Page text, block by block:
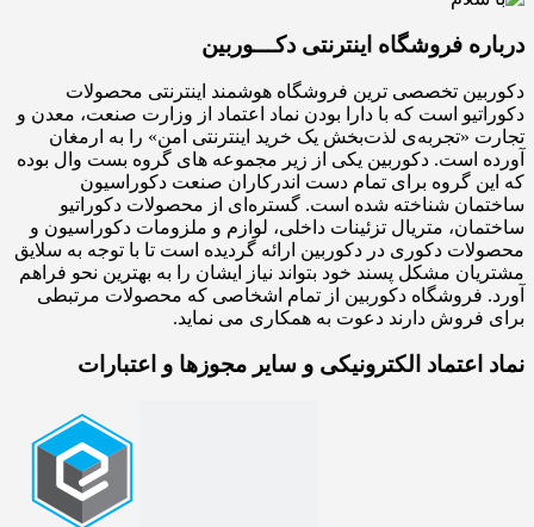
درباره فروشگاه اینترنتی دکـــوربین
دکوربین تخصصی ترین فروشگاه هوشمند اینترنتی محصولات
دکوراتیو است که با دارا بودن نماد اعتماد از وزارت صنعت، معدن و
تجارت «تجربه‌ی لذت‌بخش یک خرید اینترنتی امن» را به ارمغان
آورده است. دکوربین یکی از زیر مجموعه های گروه بست وال بوده
که این گروه برای تمام دست اندرکاران صنعت دکوراسیون
ساختمان شناخته شده است. گستره‌ای از محصولات دکوراتیو
ساختمان، متریال تزئینات داخلی، لوازم و ملزومات دکوراسیون و
محصولات دکوری در دکوربین ارائه گردیده است تا با توجه به سلایق
مشتریان مشکل پسند خود بتواند نیاز ایشان را به بهترین نحو فراهم
آورد. فروشگاه دکوربین از تمام اشخاصی که محصولات مرتبطی
برای فروش دارند دعوت به همکاری می نماید.
نماد اعتماد الکترونیکی و سایر مجوزها و اعتبارات